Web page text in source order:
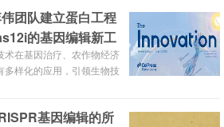
竭的T细胞中翻转的基因开
何防止这种免疫衰竭，这
重要一步。该论文发表在
团队建立蛋白工程
的基因编辑新工
在基因治疗、农作物经济
多样化的应用，引领生物技
泛存在的天然CRISPR-
工具蛋白在哺乳动物细胞
基因编辑的所